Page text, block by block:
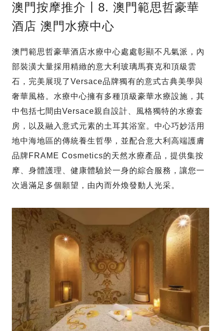
澳門按摩推介〡8. 澳門範思哲豪華
酒店 澳門水療中心
澳門範思哲豪華酒店水療中心處處彰顯不凡氣派，內
部裝潢大量採用精緻的意大利玻璃馬賽克和頂級雲
石，完美展現了Versace品牌獨有的意式古典美學與
奢華風格。水療中心擁有多種頂級豪華水療設施，其
中包括七間由Versace親自設計、風格獨特的水療套
房，以及融入意式元素的土耳其浴室。中心巧妙活用
地中海地區的傳統養生哲學，並配合意大利高端護膚
品牌FRAME Cosmetics的天然水療產品，提供集按
摩、身體護理、健康體驗於一身的綜合服務，讓您一
次過滿足多個願望，由內而外煥發動人光采。